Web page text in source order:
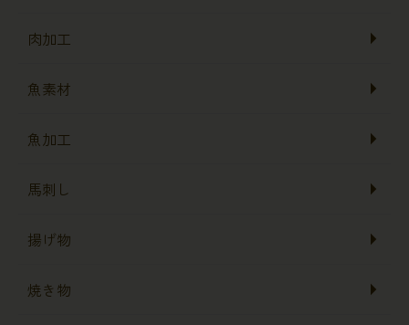
肉加工
魚素材
魚加工
馬刺し
揚げ物
焼き物